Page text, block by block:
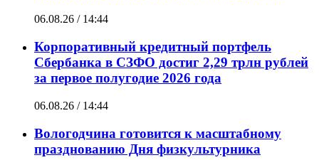
06.08.26 / 14:44
Корпоративный кредитный портфель
Сбербанка в СЗФО достиг 2,29 трлн рублей
за первое полугодие 2026 года
06.08.26 / 14:44
Вологодчина готовится к масштабному
празднованию Дня физкультурника